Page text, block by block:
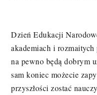
Dzień Edukacji
akademiach i
na pewno będą dobrym
sam koniec możecie
przyszłości zostać